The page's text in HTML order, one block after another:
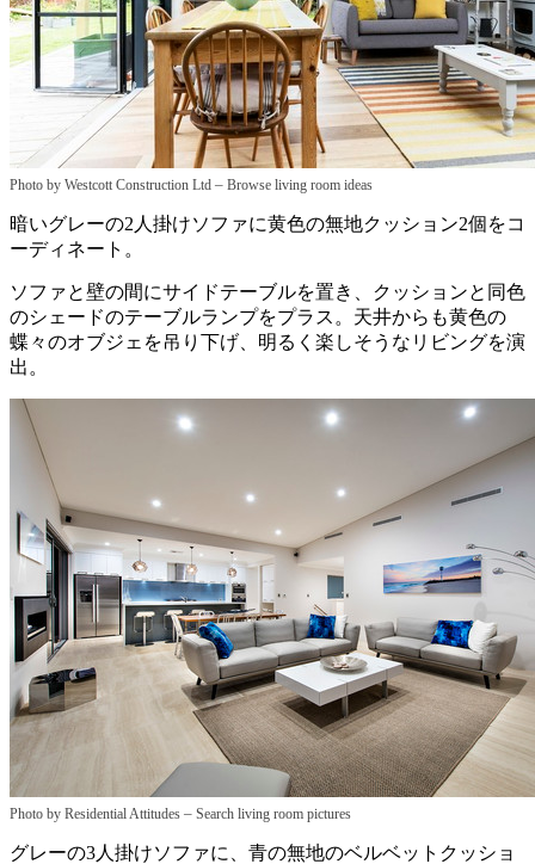
Photo by Westcott Construction Ltd – Browse living room ideas
暗いグレーの2人掛けソファに黄色の無地クッション2個をコ
ーディネート。
ソファと壁の間にサイドテーブルを置き、クッションと同色
のシェードのテーブルランプをプラス。天井からも黄色の
蝶々のオブジェを吊り下げ、明るく楽しそうなリビングを演
出。
Photo by Residential Attitudes – Search living room pictures
グレーの3人掛けソファに、青の無地のベルベットクッショ